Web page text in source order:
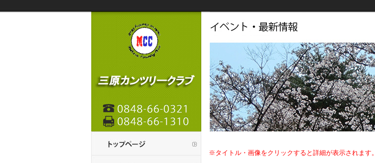
※タイトル・画像をクリックすると詳細が表示されます。